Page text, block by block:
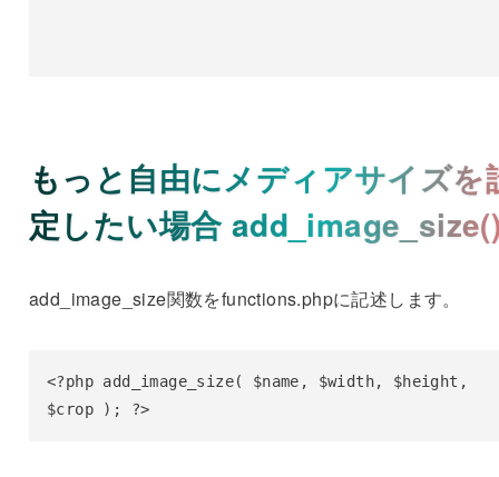
もっと自由にメディアサイズを
定したい場合
add_image_size関数をfunctions.phpに記述します。
<?php add_image_size( $name, $width, $height,
$crop ); ?>